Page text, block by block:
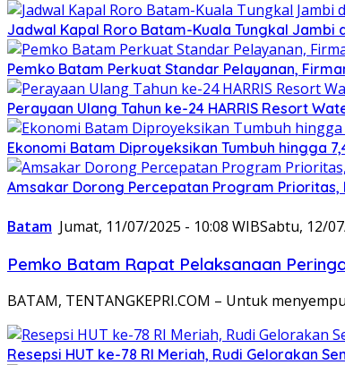
Jadwal Kapal Roro Batam-Kuala Tungkal Jambi
Pemko Batam Perkuat Standar Pelayanan,
Perayaan Ulang Tahun ke-24 HARRIS Resort
Ekonomi Batam Diproyeksikan Tumbuh hingga
Amsakar Dorong Percepatan Program Prioritas,
Batam Jumat, 11/07/2025 - 10:08 WIBSabtu, 12/
Pemko Batam Rapat Pelaksanaan
BATAM, TENTANGKEPRI.COM – Untuk
Resepsi HUT ke-78 RI Meriah, Rudi Gelorakan